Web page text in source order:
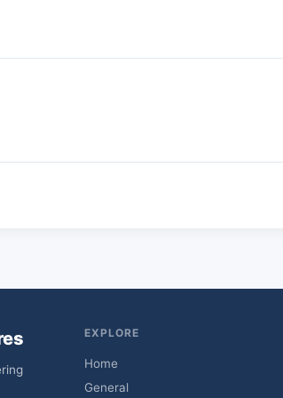
EXPLORE
Home
General